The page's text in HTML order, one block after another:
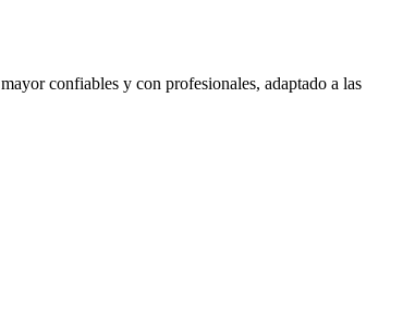
confiables y con profesionales, adaptado a las